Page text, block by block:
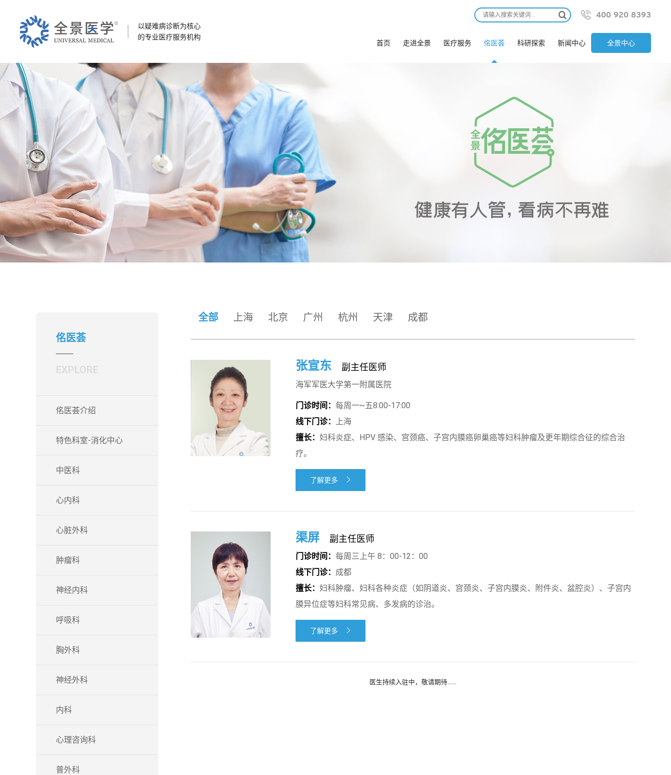
以疑难病诊断为核心
的专业医疗服务机构
 400 920 8393

首页 走进全景 医疗服务 佲医荟 科研探索 新闻中心 全景中心
佲医荟
佲医荟介绍
特色科室-消化中心
中医科
心内科
心脏外科
肿瘤科
神经内科
呼吸科
胸外科
神经外科
内科
心理咨询科
普外科
全部 上海 北京 广州 杭州 天津 成都
张宣东 副主任医师
海军军医大学第一附属医院
门诊时间： 每周一~五8:00-17:00
线下门诊： 上海
擅长： 妇科炎症、HPV 感染、宫颈癌、子宫内膜癌卵巢癌等妇科肿瘤及更年期综合征的综合治
疗。
了解更多 
渠屏 副主任医师
门诊时间： 每周三上午 8：00-12：00
线下门诊： 成都
擅长： 妇科肿瘤、妇科各种炎症（如阴道炎、宫颈炎、子宫内膜炎、附件炎、盆腔炎）、子宫内
膜异位症等妇科常见病、多发病的诊治。
了解更多 
医生持续入驻中，敬请期待......